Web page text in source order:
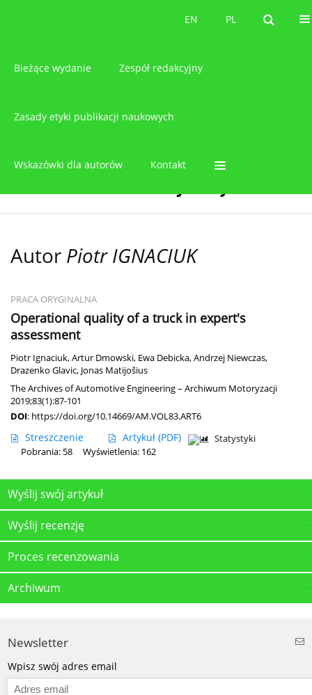
PL
EN PL
EN
Bieżące wydanie Zespół redakcyjny
Zasady etyki publikacji naukowych
Wskazówki dla autorów Kontakt
Autor Piotr IGNACIUK
PRACA ORYGINALNA
Operational quality of a truck in expert's
assessment
Piotr Ignaciuk,Artur Dmowski, Ewa Debicka,Andrzej Niewczas,
Drazenko Glavic, Jonas Matijošius
The Archives of Automotive Engineering – Archiwum Motoryzacji
2019;83(1):87-101
DOI: https://doi.org/10.14669/AM.VOL83.ART6
Streszczenie Artykuł (PDF)
Statystyki
Pobrania: 58
Wyświetlenia: 162
Wyślij swój artykuł
Wyślij recenzję
Proces recenzowania
Archiwum
Newsletter
Wpisz swój adres email